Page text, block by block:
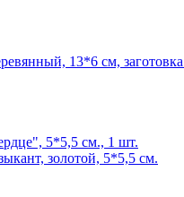
13*6 см,
5*5,5 см., 1 шт.